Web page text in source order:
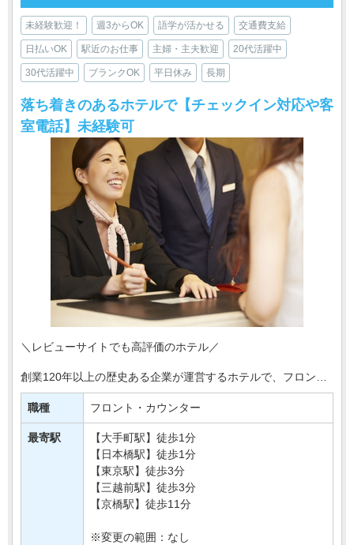
未経験歓迎！ 週3からOK 語学が活かせる 交通費支給
日払いOK 駅近のお仕事 主婦・主夫歓迎 20代活躍中
30代活躍中 ブランクOK 平日休み 長期
落ち着きのあるホテルで【チェックイン対応や客
室電話】未経験可
＼レビューサイトでも高評価のホテル／
創業120年以上の歴史ある企業が運営するホテルで、フロント
スタッフ募集！
【ポイント】
◆東京駅から徒歩3分の好立地
◆和モダンで洗練されたデザインの空間
◆ビジネ・・・
職種 フロント・カウンター
最寄駅
【大手町駅】徒歩1分
【日本橋駅】徒歩1分
【東京駅】徒歩3分
【三越前駅】徒歩3分
【京橋駅】徒歩11分
※変更の範囲：なし